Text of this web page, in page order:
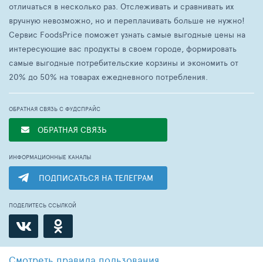
отличаться в несколько раз. Отслеживать и сравнивать их
вручную невозможно, но и переплачивать больше не нужно!
Сервис FoodsPrice поможет узнать самые выгодные цены на
интересующие вас продукты в своем городе, формировать
самые выгодные потребительские корзины и экономить от
20% до 50% на товарах ежедневного потребления.
ОБРАТНАЯ СВЯЗЬ С ФУДСПРАЙС
ОБРАТНАЯ СВЯЗЬ
ИНФОРМАЦИОННЫЕ КАНАЛЫ
ПОДПИСАТЬСЯ НА ТЕЛЕГРАМ
ПОДЕЛИТЕСЬ ССЫЛКОЙ